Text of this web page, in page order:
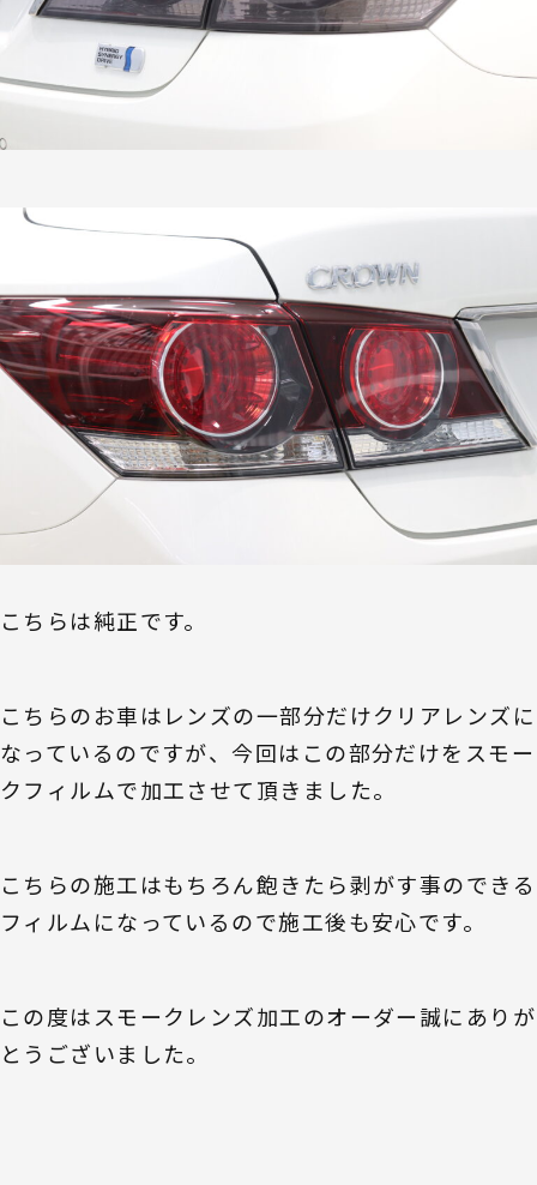
こちらは純正です。
こちらのお車はレンズの一部分だけクリアレンズに
なっているのですが、今回はこの部分だけをスモー
クフィルムで加工させて頂きました。
こちらの施工はもちろん飽きたら剥がす事のできる
フィルムになっているので施工後も安心です。
この度はスモークレンズ加工のオーダー誠にありが
とうございました。